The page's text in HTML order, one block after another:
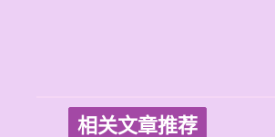
相关文章推荐